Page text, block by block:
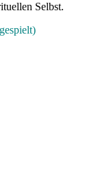
Selbst.